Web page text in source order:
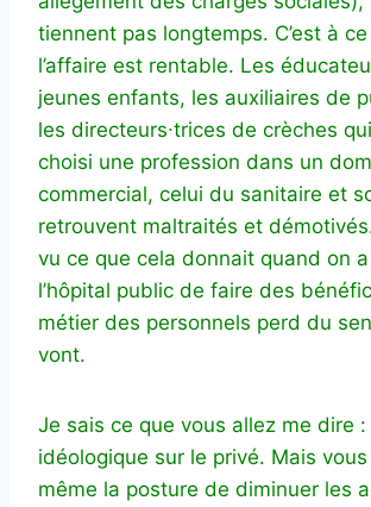
tiennent pas longtemps. C’est à
l’affaire est rentable. Les
jeunes enfants, les auxiliaires de
les directeurs∙trices de crèches
choisi une profession dans un
commercial, celui du sanitaire et
retrouvent maltraités et
vu ce que cela donnait quand on
l’hôpital public de faire des
métier des personnels perd du
vont.
Je sais ce que vous allez me dire
idéologique sur le privé. Mais
même la posture de diminuer les